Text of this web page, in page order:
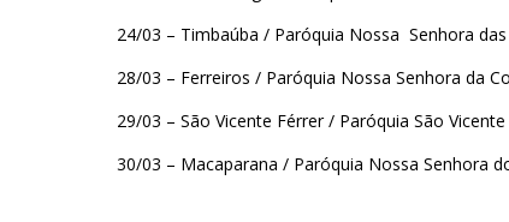
24/03 – Timbaúba / Paróquia Nossa Senhora
28/03 – Ferreiros / Paróquia Nossa Senhora da
29/03 – São Vicente Férrer / Paróquia São
30/03 – Macaparana / Paróquia Nossa Senhora